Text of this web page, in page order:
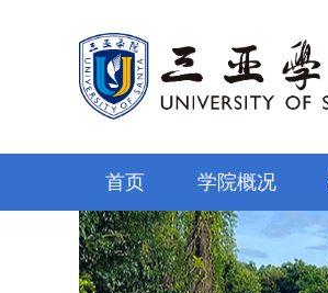
首页 学院概况